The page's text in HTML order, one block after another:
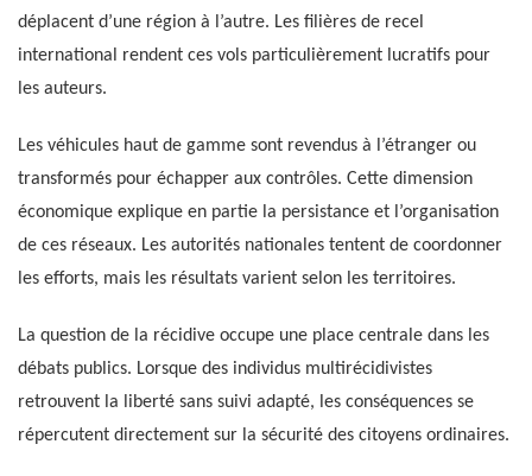
déplacent d’une région à l’autre. Les filières de recel
international rendent ces vols particulièrement lucratifs pour
les auteurs.
Les véhicules haut de gamme sont revendus à l’étranger ou
transformés pour échapper aux contrôles. Cette dimension
économique explique en partie la persistance et l’organisation
de ces réseaux. Les autorités nationales tentent de coordonner
les efforts, mais les résultats varient selon les territoires.
La question de la récidive occupe une place centrale dans les
débats publics. Lorsque des individus multirécidivistes
retrouvent la liberté sans suivi adapté, les conséquences se
répercutent directement sur la sécurité des citoyens ordinaires.